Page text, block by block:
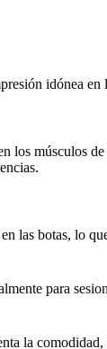
idónea
los músculos
las botas, lo
para
la